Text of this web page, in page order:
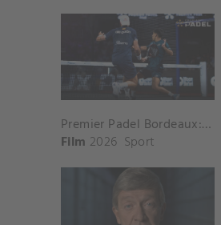
Premier Padel Bordeaux: Highlights Mannenfinale
Film 2026 Sport